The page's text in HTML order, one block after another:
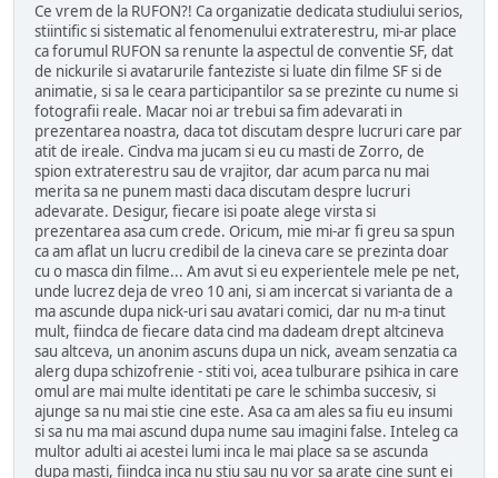
Ce vrem de la RUFON?! Ca organizatie dedicata studiului serios,
stiintific si sistematic al fenomenului extraterestru, mi-ar place
ca forumul RUFON sa renunte la aspectul de conventie SF, dat
de nickurile si avatarurile fanteziste si luate din filme SF si de
animatie, si sa le ceara participantilor sa se prezinte cu nume si
fotografii reale. Macar noi ar trebui sa fim adevarati in
prezentarea noastra, daca tot discutam despre lucruri care par
atit de ireale. Cindva ma jucam si eu cu masti de Zorro, de
spion extraterestru sau de vrajitor, dar acum parca nu mai
merita sa ne punem masti daca discutam despre lucruri
adevarate. Desigur, fiecare isi poate alege virsta si
prezentarea asa cum crede. Oricum, mie mi-ar fi greu sa spun
ca am aflat un lucru credibil de la cineva care se prezinta doar
cu o masca din filme... Am avut si eu experientele mele pe net,
unde lucrez deja de vreo 10 ani, si am incercat si varianta de a
ma ascunde dupa nick-uri sau avatari comici, dar nu m-a tinut
mult, fiindca de fiecare data cind ma dadeam drept altcineva
sau altceva, un anonim ascuns dupa un nick, aveam senzatia ca
alerg dupa schizofrenie - stiti voi, acea tulburare psihica in care
omul are mai multe identitati pe care le schimba succesiv, si
ajunge sa nu mai stie cine este. Asa ca am ales sa fiu eu insumi
si sa nu ma mai ascund dupa nume sau imagini false. Inteleg ca
multor adulti ai acestei lumi inca le mai place sa se ascunda
dupa masti, fiindca inca nu stiu sau nu vor sa arate cine sunt ei